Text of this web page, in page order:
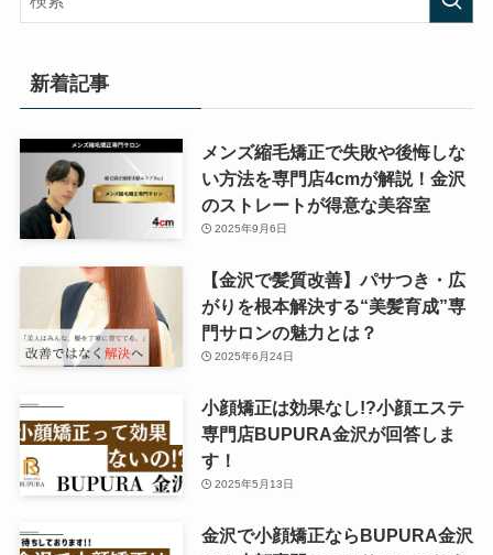
新着記事
メンズ縮毛矯正で失敗や後悔しな
い方法を専門店4cmが解説！金沢
のストレートが得意な美容室
2025年9月6日
【金沢で髪質改善】パサつき・広
がりを根本解決する“美髪育成”専
門サロンの魅力とは？
2025年6月24日
小顔矯正は効果なし!?小顔エステ
専門店BUPURA金沢が回答しま
す！
2025年5月13日
金沢で小顔矯正ならBUPURA金沢